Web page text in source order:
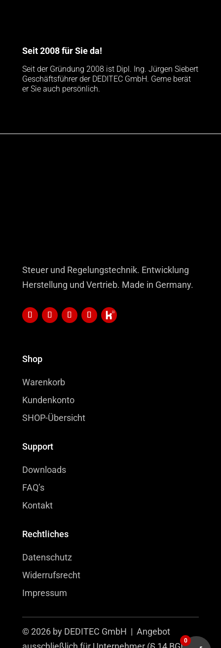
Seit 2008 für Sie da!
Seit der Gründung 2008 ist Dipl. Ing. Jürgen Siebert
Geschäftsführer der DEDITEC GmbH. Gerne berät
er Sie auch persönlich.
Steuer und Regelungstechnik. Entwicklung
Herstellung und Vertrieb. Made in Germany.
Shop
Warenkorb
Kundenkonto
SHOP-Übersicht
Support
Downloads
FAQ’s
Kontakt
Rechtliches
Datenschutz
Widerrufsrecht
Impressum
© 2026 by DEDITEC GmbH | Angebot
0